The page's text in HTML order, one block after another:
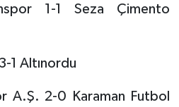
1-1 Seza Çimento
1 Altınordu
A.Ş. 2-0 Karaman Futbol